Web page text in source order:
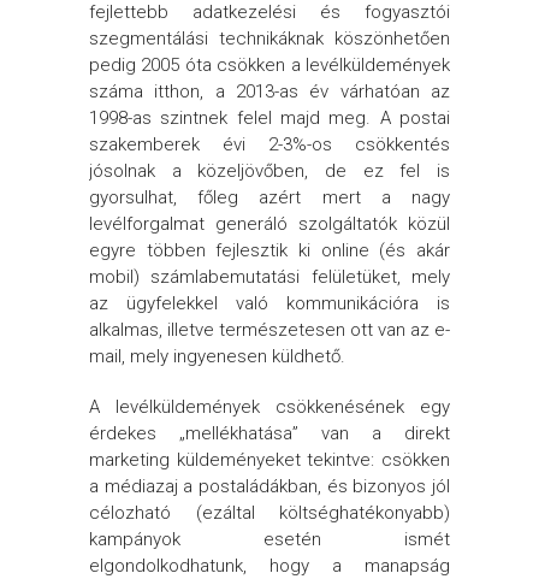
fejlettebb adatkezelési és fogyasztói
szegmentálási technikáknak köszönhetően
pedig 2005 óta csökken a levélküldemények
száma itthon, a 2013-as év várhatóan az
1998-as szintnek felel majd meg. A postai
szakemberek évi 2-3%-os csökkentés
jósolnak a közeljövőben, de ez fel is
gyorsulhat, főleg azért mert a nagy
levélforgalmat generáló szolgáltatók közül
egyre többen fejlesztik ki online (és akár
mobil) számlabemutatási felületüket, mely
az ügyfelekkel való kommunikációra is
alkalmas, illetve természetesen ott van az e-
mail, mely ingyenesen küldhető.
A levélküldemények csökkenésének egy
érdekes „mellékhatása” van a direkt
marketing küldeményeket tekintve: csökken
a médiazaj a postaládákban, és bizonyos jól
célozható (ezáltal költséghatékonyabb)
kampányok esetén ismét
elgondolkodhatunk, hogy a manapság